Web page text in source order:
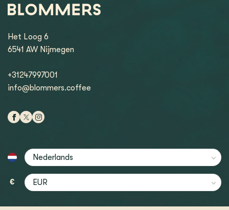
Het Loog 6
6541 AW Nijmegen
+31247997001
info@blommers.coffee
€